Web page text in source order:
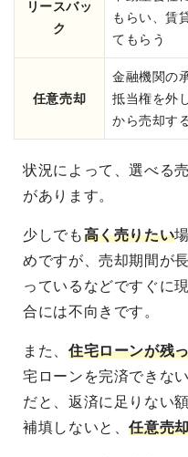
リースバッ
ク
もらい、賃
てもらう
任意売却
金融機関の
抵当権を外
から売却す
状況によって、選べる
があります。
少しでも高く売りたい
めですが、売却期間が
っているなどですぐに
合には不向きです。
また、 住宅ローンが残
宅ローンを完済できない
だと、返済に足りない
補填しないと、任意売